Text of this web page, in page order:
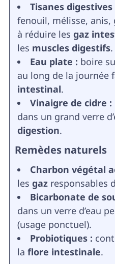
Tisanes digestives
fenouil, mélisse,
à réduire les gaz
les muscles digestifs.
Eau plate : boire
au long de la journée
intestinal.
Vinaigre de cidre :
dans un grand verre
digestion.
Remèdes naturels
Charbon végétal
les gazresponsables
Bicarbonate de
dans un verre d’eau
(usage ponctuel).
Probiotiques :
la flore intestinale.